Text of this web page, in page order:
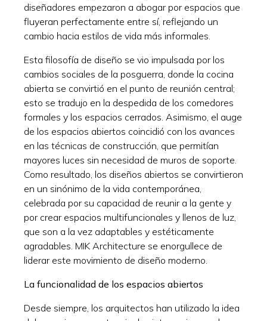
diseñadores empezaron a abogar por espacios que
fluyeran perfectamente entre sí, reflejando un
cambio hacia estilos de vida más informales.
Esta filosofía de diseño se vio impulsada por los
cambios sociales de la posguerra, donde la cocina
abierta se convirtió en el punto de reunión central;
esto se tradujo en la despedida de los comedores
formales y los espacios cerrados. Asimismo, el auge
de los espacios abiertos coincidió con los avances
en las técnicas de construcción, que permitían
mayores luces sin necesidad de muros de soporte.
Como resultado, los diseños abiertos se convirtieron
en un sinónimo de la vida contemporánea,
celebrada por su capacidad de reunir a la gente y
por crear espacios multifuncionales y llenos de luz,
que son a la vez adaptables y estéticamente
agradables. MIK Architecture se enorgullece de
liderar este movimiento de diseño moderno.
La funcionalidad de los espacios abiertos
Desde siempre, los arquitectos han utilizado la idea